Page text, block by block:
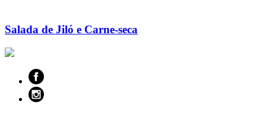
Salada de Jiló e Carne-seca